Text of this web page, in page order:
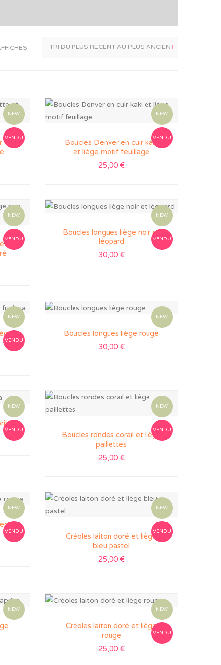
NEW
VENDU
NEW
VENDU
Boucles Denver en cuir kaki
et liège motif feuillage
25,00 €
NEW
VENDU
NEW
VENDU
Boucles longues liège noir et
léopard
30,00 €
NEW
VENDU
NEW
Boucles longues liège rouge
30,00 €
NEW
VENDU
NEW
VENDU
Boucles rondes corail et liège
paillettes
25,00 €
NEW
VENDU
NEW
VENDU
Créoles laiton doré et liège
bleu pastel
25,00 €
NEW NEW
VENDU
Créoles laiton doré et liège
rouge
25,00 €